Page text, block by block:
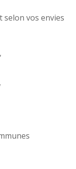
selon vos envies